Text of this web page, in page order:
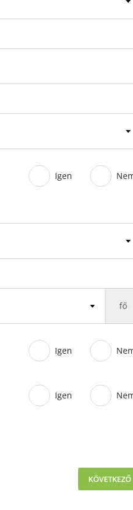
Igen
fő
Igen
Igen
KÖVETKEZŐ